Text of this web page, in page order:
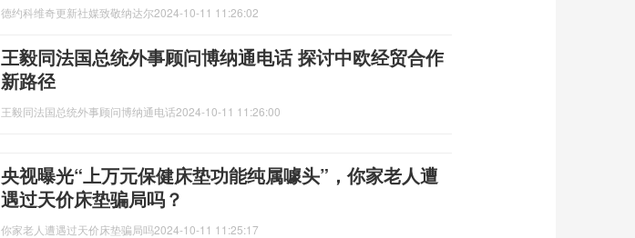
德约科维奇更新社媒致敬纳达尔2024-10-11 11:26:02
王毅同法国总统外事顾问博纳通电话 探讨中欧经贸合作
新路径
王毅同法国总统外事顾问博纳通电话2024-10-11 11:26:00
央视曝光“上万元保健床垫功能纯属噱头”，你家老人遭
遇过天价床垫骗局吗？
你家老人遭遇过天价床垫骗局吗2024-10-11 11:25:17